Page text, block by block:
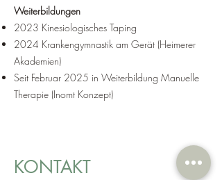
Weiterbildungen
2023 Kinesiologisches Taping
2024 Krankengymnastik am Gerät (Heimerer
Akademien)
Seit Februar 2025 in Weiterbildung Manuelle
Therapie (Inomt Konzept)
KONTAKT